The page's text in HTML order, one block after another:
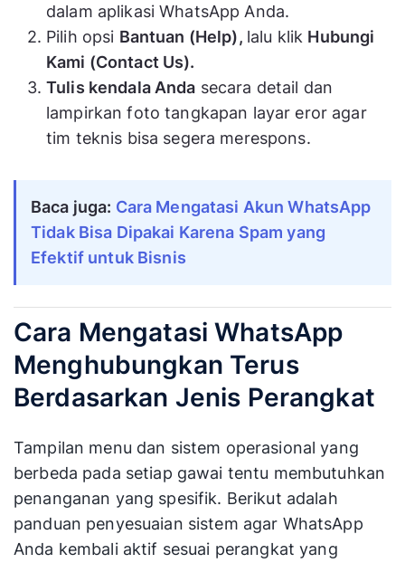
dalam aplikasi WhatsApp Anda.
Pilih opsi Bantuan (Help), lalu klik Hubungi
Kami (Contact Us).
Tulis kendala Anda secara detail dan
lampirkan foto tangkapan layar eror agar
tim teknis bisa segera merespons.
Baca juga: Cara Mengatasi Akun WhatsApp
Tidak Bisa Dipakai Karena Spam yang
Efektif untuk Bisnis
Cara Mengatasi WhatsApp
Menghubungkan Terus
Berdasarkan Jenis Perangkat
Tampilan menu dan sistem operasional yang
berbeda pada setiap gawai tentu membutuhkan
penanganan yang spesifik. Berikut adalah
panduan penyesuaian sistem agar WhatsApp
Anda kembali aktif sesuai perangkat yang